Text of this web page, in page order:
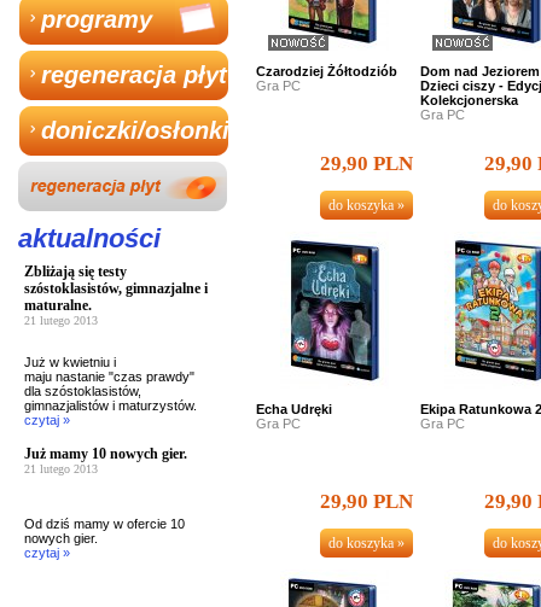
programy
regeneracja płyt
doniczki/osłonki
aktualności
Zbliżają się testy
szóstoklasistów, gimnazjalne i
maturalne.
21 lutego 2013
Już w kwietniu i
maju nastanie "czas prawdy"
dla szóstoklasistów,
gimnazjalistów i maturzystów.
czytaj »
Już mamy 10 nowych gier.
21 lutego 2013
Od dziś mamy w ofercie 10
nowych gier.
czytaj »
Czarodziej Żółtodziób
Gra PC
29,90 PLN
Dom nad
Dzieci ciszy -
Kolekcjonerska
Gra PC
29,90
Echa Udręki
Gra PC
29,90 PLN
Ekipa Ratunkowa 2
Gra PC
29,90